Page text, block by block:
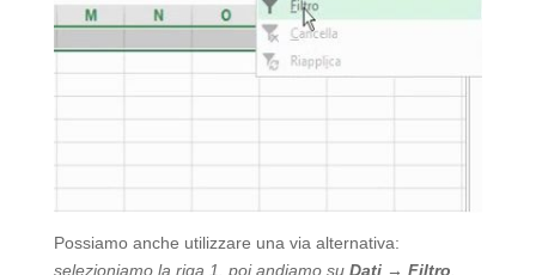
Possiamo anche utilizzare una via alternativa:
selezioniamo la riga 1, poi andiamo su Dati → Filtro